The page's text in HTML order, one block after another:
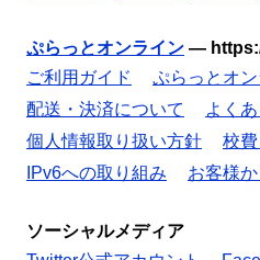
ぷらっとオンライン —
ご利用ガイド
ぷらっとオ
配送・決済について
よく
個人情報取り扱い方針
校
IPv6への取り組み
お客様
ソーシャルメディア